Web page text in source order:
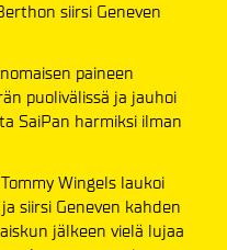
siirsi Geneven
paineen
puolivälissä ja jauhoi
SaiPan harmiksi ilman
Wingels laukoi
siirsi Geneven kahden
jälkeen vielä lujaa